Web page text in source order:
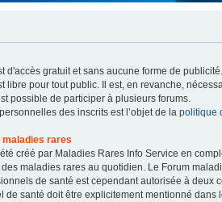
d'accès gratuit et sans aucune forme de
libre pour tout public. Il est, en revanche,
possible de participer à plusieurs forums.
des inscrits est l’objet de la politique
maladies rares
créé par Maladies Rares Info Service en
maladies rares au quotidien. Le Forum
de santé est cependant autorisée à deux
de santé doit être explicitement mentionné